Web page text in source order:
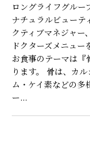
ロングライフグルー
ナチュラルビュー
クティブマネジャー
ドクターズメニュー
お食事のテーマは『
ります。 骨は、カ
ム・ケイ素などの多
ー...